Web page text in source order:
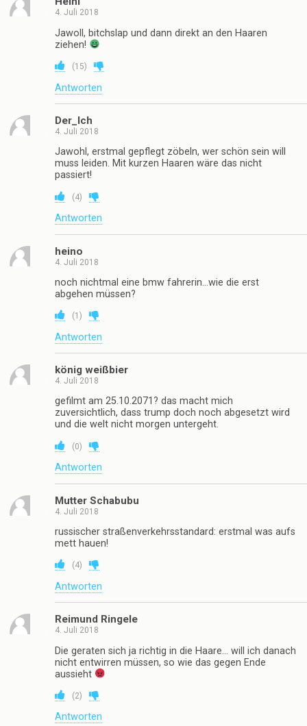
4. Juli 2018
Jawoll, bitchslap und dann direkt an den Haaren
ziehen!
(15)
Antworten
Der_Ich
4. Juli 2018
Jawohl, erstmal gepflegt zöbeln, wer schön sein will
muss leiden. Mit kurzen Haaren wäre das nicht
passiert!
(4)
Antworten
heino
4. Juli 2018
noch nichtmal eine bmw fahrerin…wie die erst
abgehen müssen?
(1 )
Antworten
könig weißbier
4. Juli 2018
gefilmt am 25.10.2071? das macht mich
zuversichtlich, dass trump doch noch abgesetzt wird
und die welt nicht morgen untergeht.
(0)
Antworten
Mutter Schabubu
4. Juli 2018
russischer straßenverkehrsstandard: erstmal was aufs
mett hauen!
(4)
Antworten
Reimund Ringele
4. Juli 2018
Die geraten sich ja richtig in die Haare… will ich danach
nicht entwirren müssen, so wie das gegen Ende
aussieht
(2)
Antworten